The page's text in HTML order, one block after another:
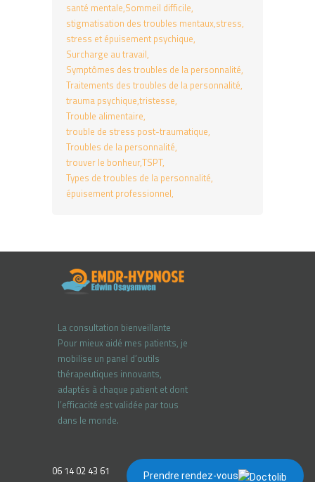
santé mentale Sommeil difficile
stigmatisation des troubles mentaux stress
stress et épuisement psychique
Surcharge au travail
Symptômes des troubles de la personnalité
Traitements des troubles de la personnalité
trauma psychique tristesse
Trouble alimentaire
trouble de stress post-traumatique
Troubles de la personnalité
trouver le bonheurTSPT
Types de troubles de la personnalité
épuisement professionnel
La consultation bienveillante
Pour mieux aidé mes patients, je
mobilise un panel d’outils
thérapeutiques innovants,
adaptés à chaque patient et dont
l’efficacité est validée par tous
dans le monde.
06 14 02 43 61
Prendre rendez-vous